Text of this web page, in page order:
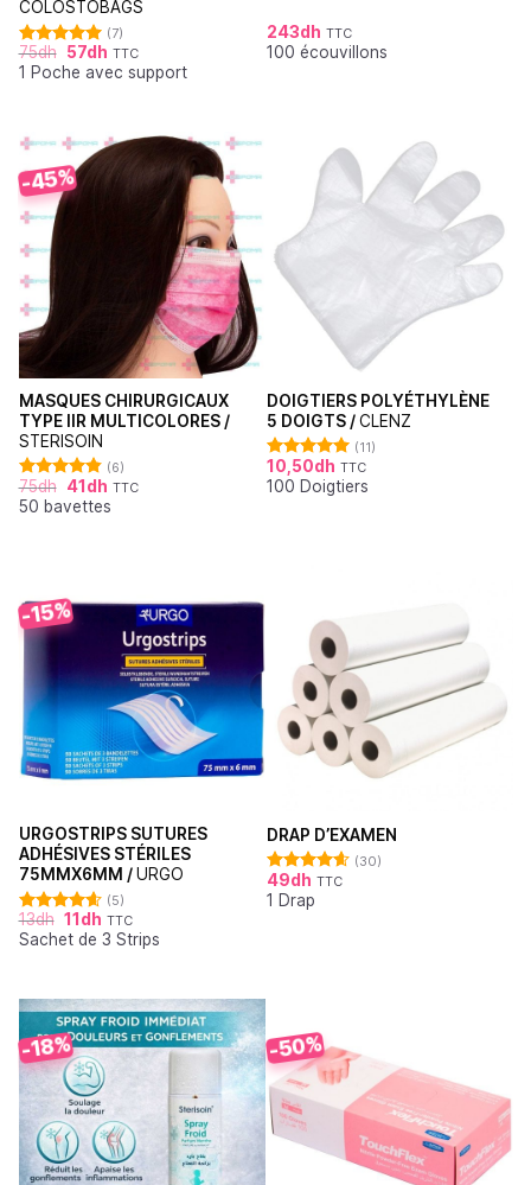
COLOSTOBAGS
Note
5.00
sur 5
(7)
75dh 57dh TTC
1 Poche avec support
243dh TTC
100 écouvillons
-45%
MASQUES CHIRURGICAUX
TYPE IIR MULTICOLORES /
STERISOIN
Note
4.83
sur 5
(6)
75dh 41 dh TTC
50 bavettes
DOIGTIERS POLYÉTHYLÈNE
5 DOIGTS /CLENZ
Note5.00
sur 5
(11)
10,50dh TTC
100 Doigtiers
-15%
URGOSTRIPS SUTURES
ADHÉSIVES STÉRILES
75MMX6MM /URGO
Note
4.60
sur 5
(5)
13dh 11 dh TTC
Sachet de 3 Strips
DRAP D’EXAMEN
Note4.62
sur 5
(30)
49dh TTC
1 Drap
-18% -50%